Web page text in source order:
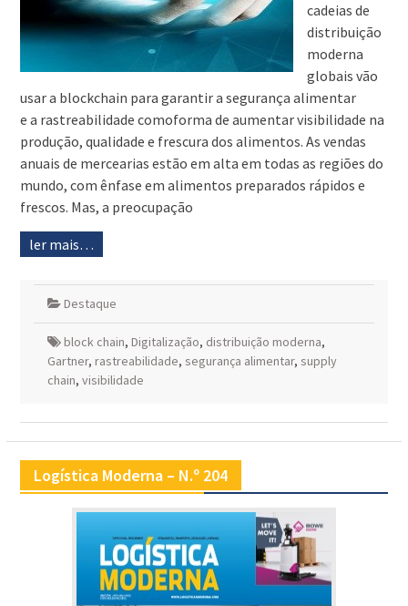
cadeias de
distribuição
moderna
globais vão
usar a blockchain para garantir a segurança alimentar
e a rastreabilidade comoforma de aumentar visibilidade na
produção, qualidade e frescura dos alimentos. As vendas
anuais de mercearias estão em alta em todas as regiões do
mundo, com ênfase em alimentos preparados rápidos e
frescos. Mas, a preocupação
ler mais…
Destaque
block chain, Digitalização, distribuição moderna,
Gartner, rastreabilidade, segurança alimentar, supply
chain, visibilidade
Logística Moderna – N.º 204